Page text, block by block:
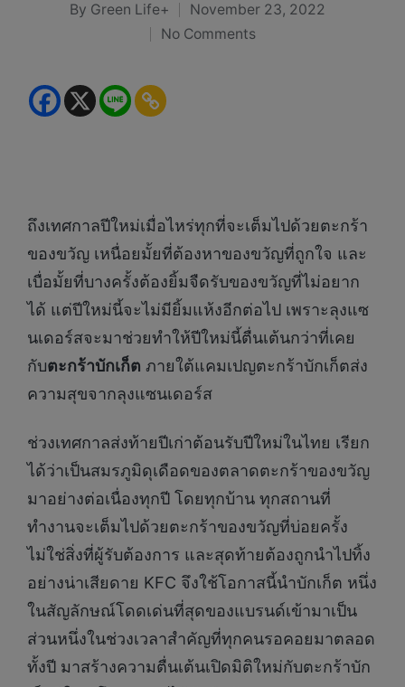
Posted
By Green Life+
November 23, 2022
No Comments
ถึงเทศกาลปีใหม่เมื่อไหร่ทุกที่จะเต็มไปด้วยตะกร้า
ของขวัญ เหนื่อยมั้ยที่ต้องหาของขวัญที่ถูกใจ และ
เบื่อมั้ยที่บางครั้งต้องยิ้มจืดรับของขวัญที่ไม่อยาก
ได้ แต่ปีใหม่นี้จะไม่มียิ้มแห้งอีกต่อไป เพราะลุงแซ
นเดอร์สจะมาช่วยทำให้ปีใหม่นี้ตื่นเต้นกว่าที่เคย
กับตะกร้าบักเก็ต ภายใต้แคมเปญตะกร้าบักเก็ตส่ง
ความสุขจากลุงแซนเดอร์ส
ช่วงเทศกาลส่งท้ายปีเก่าต้อนรับปีใหม่ในไทย เรียก
ได้ว่าเป็นสมรภูมิดุเดือดของตลาดตะกร้าของขวัญ
มาอย่างต่อเนื่องทุกปี โดยทุกบ้าน ทุกสถานที่
ทำงานจะเต็มไปด้วยตะกร้าของขวัญที่บ่อยครั้ง
ไม่ใช่สิ่งที่ผู้รับต้องการ และสุดท้ายต้องถูกนำไปทิ้ง
อย่างน่าเสียดาย KFC จึงใช้โอกาสนี้นำบักเก็ต หนึ่ง
ในสัญลักษณ์โดดเด่นที่สุดของแบรนด์เข้ามาเป็น
ส่วนหนึ่งในช่วงเวลาสำคัญที่ทุกคนรอคอยมาตลอด
ทั้งปี มาสร้างความตื่นเต้นเปิดมิติใหม่กับตะกร้าบัก